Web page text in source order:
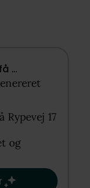
…​
17​
og